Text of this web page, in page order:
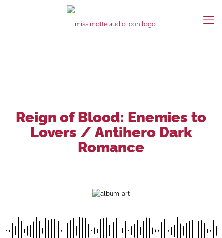
Reign of Blood: Enemies to
Lovers / Antihero Dark
Romance